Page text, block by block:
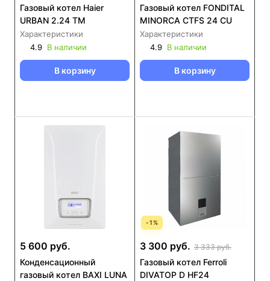
Газовый котел Haier
URBAN 2.24 TM
Характеристики
4.9 В наличии
В корзину
Газовый котел FONDITAL
MINORCA CTFS 24 CU
Характеристики
4.9 В наличии
В корзину
5 600 руб.
Конденсационный
газовый котел BAXI LUNA
-1%
3 300 руб. 3 333 руб.
Газовый котел Ferroli
DIVATOP D HF24